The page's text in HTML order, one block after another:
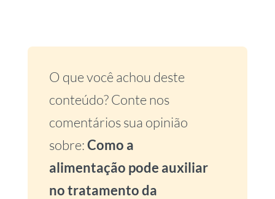
O que você achou deste
conteúdo? Conte nos
comentários sua opinião
sobre:Como a
alimentação pode auxiliar
no tratamento da